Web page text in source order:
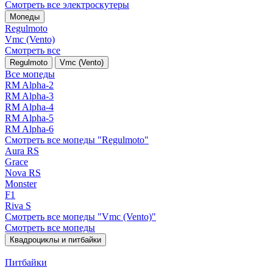
Смотреть все электро­скутеры
Мопеды
Regulmoto
Vmc (Vento)
Смотреть все
Regulmoto Vmc (Vento)
Все мопеды
RM Alpha-2
RM Alpha-3
RM Alpha-4
RM Alpha-5
RM Alpha-6
Смотреть все мопеды "Regulmoto"
Aura RS
Grace
Nova RS
Monster
F1
Riva S
Смотреть все мопеды "Vmc (Vento)"
Смотреть все мопеды
Квадроциклы и питбайки
Питбайки